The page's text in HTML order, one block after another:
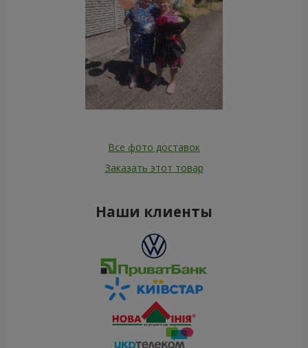
Все фото доставок
Заказать этот товар
Наши клиенты